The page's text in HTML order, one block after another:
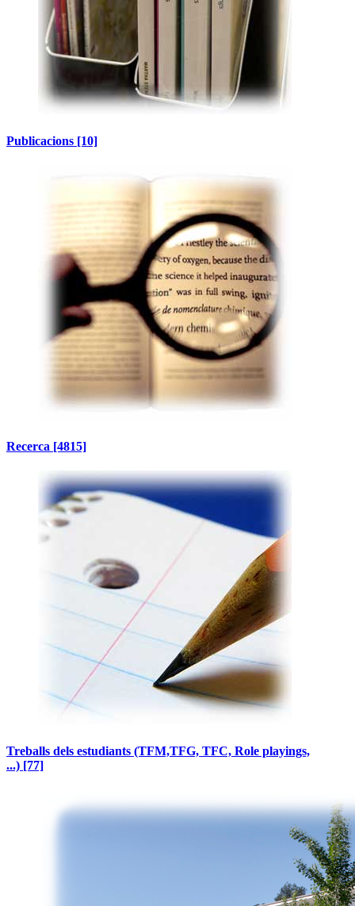
Publicacions [10]
Recerca [4815]
Treballs dels estudiants (TFM,TFG, TFC, Role playings,
...) [77]